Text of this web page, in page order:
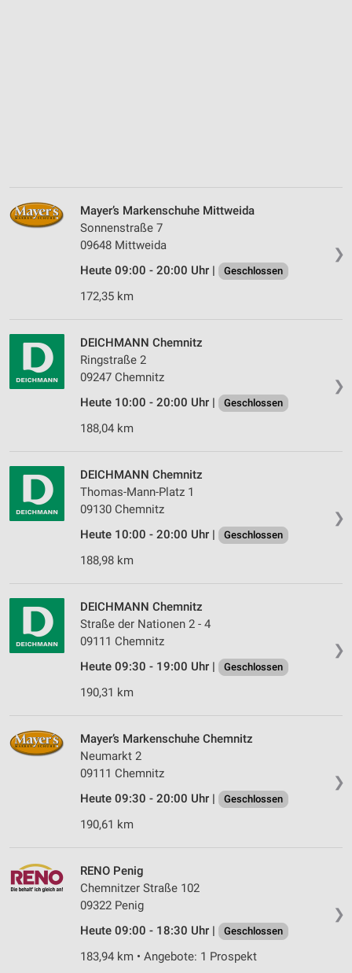
❯
Mayer’s Markenschuhe Mittweida
Sonnenstraße 7
09648 Mittweida
Heute 09:00 - 20:00 Uhr |
Geschlossen
172,35 km
❯
DEICHMANN Chemnitz
Ringstraße 2
09247 Chemnitz
Heute 10:00 - 20:00 Uhr |
Geschlossen
188,04 km
❯
DEICHMANN Chemnitz
Thomas-Mann-Platz 1
09130 Chemnitz
Heute 10:00 - 20:00 Uhr |
Geschlossen
188,98 km
❯
DEICHMANN Chemnitz
Straße der Nationen 2 - 4
09111 Chemnitz
Heute 09:30 - 19:00 Uhr |
Geschlossen
190,31 km
❯
Mayer’s Markenschuhe Chemnitz
Neumarkt 2
09111 Chemnitz
Heute 09:30 - 20:00 Uhr |
Geschlossen
190,61 km
❯
RENO Penig
Chemnitzer Straße 102
09322 Penig
Heute 09:00 - 18:30 Uhr |
Geschlossen
183,94 km • Angebote: 1 Prospekt